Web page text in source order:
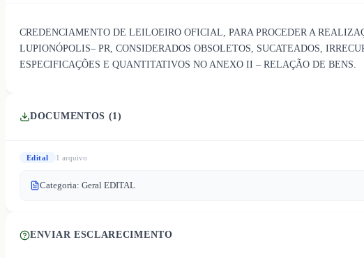
CREDENCIAMENTO DE LEILOEIRO OFICIAL, PARA PROCEDER A
LUPIONÓPOLIS– PR, CONSIDERADOS OBSOLETOS, SUCATEADOS,
ESPECIFICAÇÕES E QUANTITATIVOS NO ANEXO II – RELAÇÃO DE BENS.
DOCUMENTOS (1)
Edital 1 arquivo
Categoria: Geral EDITAL
ENVIAR ESCLARECIMENTO